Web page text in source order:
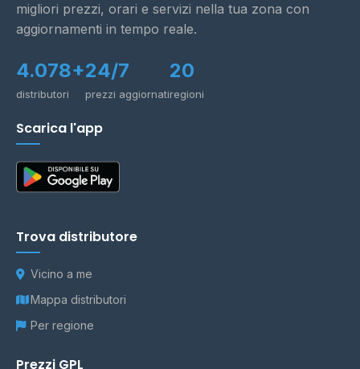
migliori prezzi, orari e servizi nella tua zona con
aggiornamenti in tempo reale.
4.078+
distributori
24/7
prezzi aggiornati
20
regioni
Scarica l'app
Trova distributore
Vicino a me
Mappa distributori
Per regione
Prezzi GPL